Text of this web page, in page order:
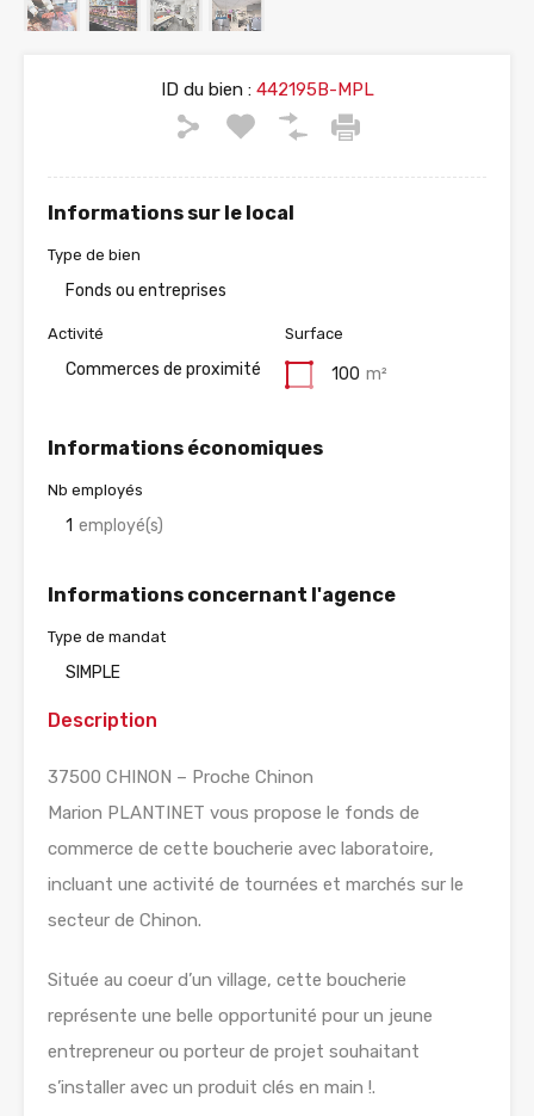
ID du bien :442195B-MPL
Informations sur le local
Type de bien
Fonds ou entreprises
Activité
Commerces de proximité
Surface
100 m²
Informations économiques
Nb employés
1 employé(s)
Informations concernant l'agence
Type de mandat
SIMPLE
Description
37500 CHINON – Proche Chinon
Marion PLANTINET vous propose le fonds de
commerce de cette boucherie avec laboratoire,
incluant une activité de tournées et marchés sur le
secteur de Chinon.
Située au coeur d’un village, cette boucherie
représente une belle opportunité pour un jeune
entrepreneur ou porteur de projet souhaitant
s’installer avec un produit clés en main !.